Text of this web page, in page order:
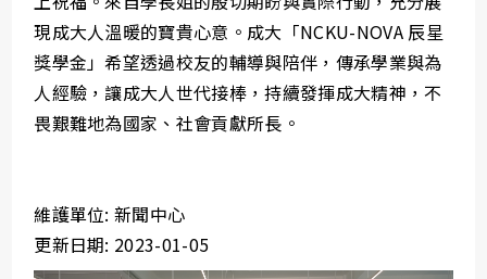
現成大人溫暖的寶貴心意。成大「NCKU-NOVA 辰星
獎學金」希望透過校友的輔導與陪伴，傳承學業與為
人經驗，讓成大人世代接棒，持續發揮成大精神，不
畏艱難地為國家、社會貢獻所長。
維護單位: 新聞中心
更新日期: 2023-01-05